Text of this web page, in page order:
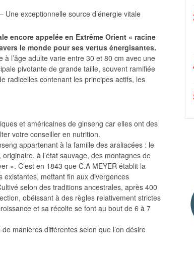
exceptionnelle source d’énergie vitale
encore appelée en Extrême Orient « racine
le monde pour ses vertus énergisantes.
à l’âge adulte varie entre 30 et 80 cm avec une
pivotante de grande taille, souvent ramifiée
radicelles contenant les principes actifs, les
et américaines de ginseng car elles ont des
votre conseiller en nutrition.
appartenant à la famille des araliacées : le
à l’état sauvage, des montagnes de
». C’est en 1843 que C.A MEYER établit la
existantes, mettant fin aux divergences
selon des traditions ancestrales, après 400
obéissant à des règles relativement strictes
et sa récolte se font au bout de 6 à 7
manières différentes selon que l’on désire